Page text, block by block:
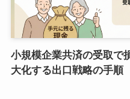
小規模企業共済の受取で
大化する出口戦略の手順